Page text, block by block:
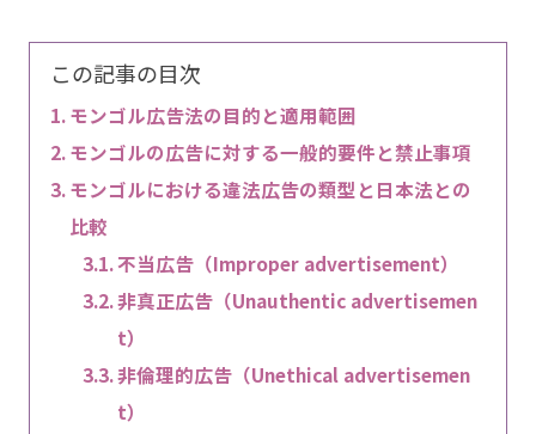
この記事の目次
モンゴル広告法の目的と適用範囲
モンゴルの広告に対する一般的要件と禁止事項
モンゴルにおける違法広告の類型と日本法との
比較
不当広告（Improper advertisement）
非真正広告（Unauthentic advertisemen
t）
非倫理的広告（Unethical advertisemen
t）